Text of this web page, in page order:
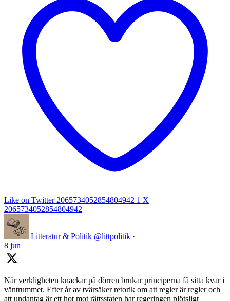
Like on Twitter 2065734052854804942 1 X
2065734052854804942
Litteratur & Politik @littpolitik ·
8 jun
När verkligheten knackar på dörren brukar principerna få sitta kvar i
väntrummet. Efter år av tvärsäker retorik om att regler är regler och
att undantag är ett hot mot rättsstaten har regeringen plötsligt